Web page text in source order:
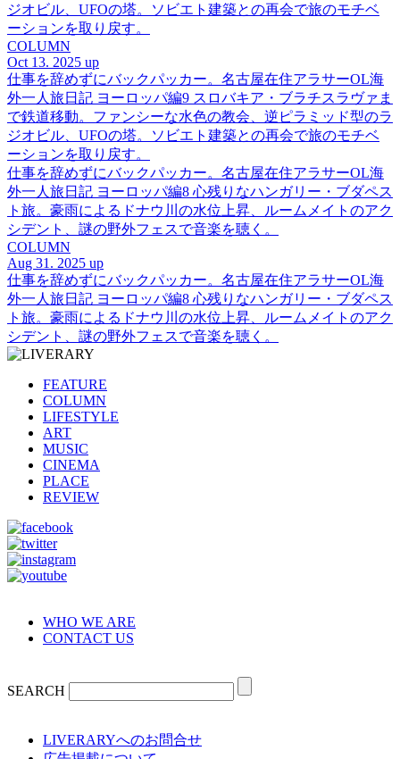
ジオビル、UFOの塔。ソビエト建築との再会で旅のモチベ
ーションを取り戻す。
COLUMN
Oct 13. 2025 up
仕事を辞めずにバックパッカー。名古屋在住アラサーOL海
外一人旅日記 ヨーロッパ編9 スロバキア・ブラチスラヴァま
で鉄道移動。ファンシーな水色の教会、逆ピラミッド型のラ
ジオビル、UFOの塔。ソビエト建築との再会で旅のモチベ
ーションを取り戻す。
仕事を辞めずにバックパッカー。名古屋在住アラサーOL海
外一人旅日記 ヨーロッパ編8 心残りなハンガリー・ブダペス
ト旅。豪雨によるドナウ川の水位上昇、ルームメイトのアク
シデント、謎の野外フェスで音楽を聴く。
COLUMN
Aug 31. 2025 up
仕事を辞めずにバックパッカー。名古屋在住アラサーOL海
外一人旅日記 ヨーロッパ編8 心残りなハンガリー・ブダペス
ト旅。豪雨によるドナウ川の水位上昇、ルームメイトのアク
シデント、謎の野外フェスで音楽を聴く。
FEATURE
COLUMN
LIFESTYLE
ART
MUSIC
CINEMA
PLACE
REVIEW
WHO WE ARE
CONTACT US
SEARCH
LIVERARYへのお問合せ